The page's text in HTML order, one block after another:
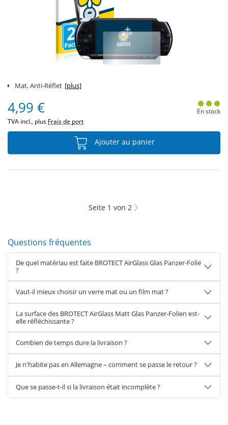
Mat, Anti-Réflet [plus]
4,99 €
TVA incl., plus Frais de port
En stock
Ajouter au panier
Seite 1 von 2
Questions fréquentes
De quel matériau est faite BROTECT AirGlass Glas Panzer-Folie
?
Vaut-il mieux choisir un verre mat ou un film mat ?
La surface des BROTECT AirGlass Matt Glas Panzer-Folien est-
elle réfléchissante ?
Combien de temps dure la livraison ?
Je n'habite pas en Allemagne – comment se passe le retour ?
Que se passe-t-il si la livraison était incomplète ?